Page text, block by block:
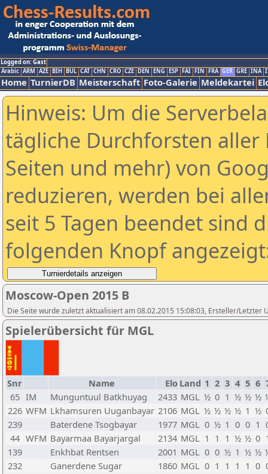
Logged on: Gast
Arabic ARM AZE BIH BUL CAT CHN CRO CZE DEN ENG ESP FAI FIN FRA GER GRE INA
Home TurnierDB Meisterschaft Foto-Galerie Meldekartei
Hinweis: Um die
tägliche Durchforsten aller
Seiten und mehr) von
reduzieren, werden bei
seit 5 Tagen beendet sind
folgenden Knopf
Moscow-Open 2015 B
Die Seite wurde zuletzt aktualisiert am 08.02.2015 15:08:03, Ersteller/Letzter
Spielerübersicht für MGL
Snr Name Elo Land 1 2 3 4 5 6
65 IM Munguntuul Batkhuyag 2433 MGL ½ 0 1 ½ ½ ½
226 WFM Lkhamsuren Uuganbayar 2106 MGL ½ ½ ½ ½ 1 ½
239
Baterdene Tsogbayar 1977 MGL 0 ½ 1 0 0 1
44 WFM Bayarmaa Bayarjargal 2134 MGL 1 1 1 ½ ½ 0
139
Enkhbat Rentsen 2001 MGL 0 0 ½ 1 ½ ½
232
Ganerdene Sugar 1860 MGL 0 1 1 1 1 0